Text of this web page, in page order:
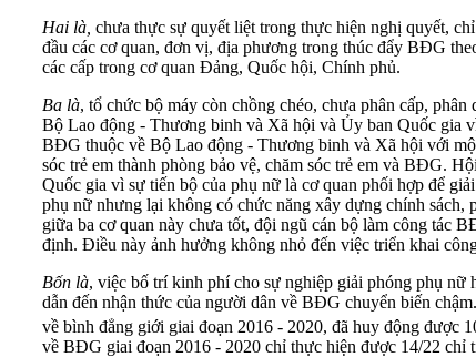
Hai là, chưa thực sự quyết liệt trong thực hiện nghị quyết,
đầu các cơ quan, đơn vị, địa phương trong thúc đẩy BĐG
các cấp trong cơ quan Đảng, Quốc hội, Chính phủ.
Ba là, tổ chức bộ máy còn chồng chéo, chưa phân cấp,
Bộ Lao động - Thương binh và Xã hội và Ủy ban Quốc gia
BĐG thuộc về Bộ Lao động - Thương binh và Xã hội với
sóc trẻ em thành phòng bảo vệ, chăm sóc trẻ em và BĐG.
Quốc gia vì sự tiến bộ của phụ nữ là cơ quan phối hợp để
phụ nữ nhưng lại không có chức năng xây dựng chính sách,
giữa ba cơ quan này chưa tốt, đội ngũ cán bộ làm công tác
định. Điều này ảnh hưởng không nhỏ đến việc triển khai
Bốn là, việc bố trí kinh phí cho sự nghiệp giải phóng phụ
dẫn đến nhận thức của người dân về BĐG chuyển biến
về bình đẳng giới giai đoạn 2016 - 2020, đã huy động được
về BĐG giai đoạn 2016 - 2020 chỉ thực hiện được 14/22 chỉ